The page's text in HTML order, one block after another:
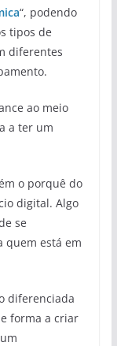
“, podendo
tipos de
diferentes
ao meio
a ter um
o porquê do
digital. Algo
se
quem está em
diferenciada
forma a criar